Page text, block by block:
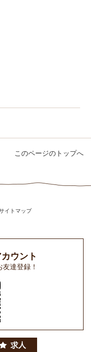
このページのトップへ
イトマップ
ウント
達登録！